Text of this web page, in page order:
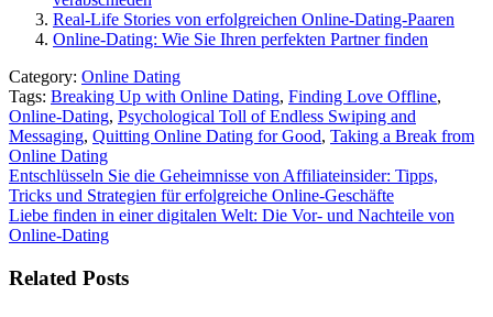
Real-Life Stories von erfolgreichen Online-Dating-Paaren
Online-Dating: Wie Sie Ihren perfekten Partner finden
Category: Online Dating
Tags: Breaking Up with Online Dating, Finding Love Offline,
Online-Dating, Psychological Toll of Endless Swiping and
Messaging, Quitting Online Dating for Good, Taking a Break from
Online Dating
Beitragsnavigation
Entschlüsseln Sie die Geheimnisse von Affiliateinsider: Tipps,
Tricks und Strategien für erfolgreiche Online-Geschäfte
Liebe finden in einer digitalen Welt: Die Vor- und Nachteile von
Online-Dating
Related Posts